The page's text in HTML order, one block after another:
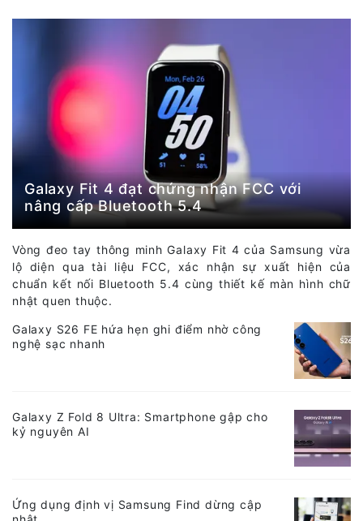
Galaxy Fit 4 đạt chứng nhận FCC với
nâng cấp Bluetooth 5.4
Vòng đeo tay thông minh Galaxy Fit 4 của Samsung vừa
lộ diện qua tài liệu FCC, xác nhận sự xuất hiện của
chuẩn kết nối Bluetooth 5.4 cùng thiết kế màn hình chữ
nhật quen thuộc.
Galaxy S26 FE hứa hẹn ghi điểm nhờ công
nghệ sạc nhanh
Galaxy Z Fold 8 Ultra: Smartphone gập cho
kỷ nguyên AI
Ứng dụng định vị Samsung Find dừng cập